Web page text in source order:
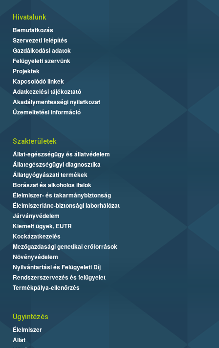
Hivatalunk
Bemutatkozás
Szervezeti felépítés
Gazdálkodási adatok
Felügyeleti szervünk
Projektek
Kapcsolódó linkek
Adatkezelési tájékoztató
Akadálymentességi nyilatkozat
Üzemeltetési információ
Szakterületek
Állat-egészségügy és állatvédelem
Állategészségügyi diagnosztika
Állatgyógyászati termékek
Borászat és alkoholos italok
Élelmiszer- és takarmánybiztonság
Élelmiszerlánc-biztonsági laborhálózat
Járványvédelem
Kiemelt ügyek, EUTR
Kockázatkezelés
Mezőgazdasági genetikai erőforrások
Növényvédelem
Nyilvántartási és Felügyeleti Díj
Rendszerszervezés és felügyelet
Termékpálya-ellenőrzés
Ügyintézés
Élelmiszer
Állat